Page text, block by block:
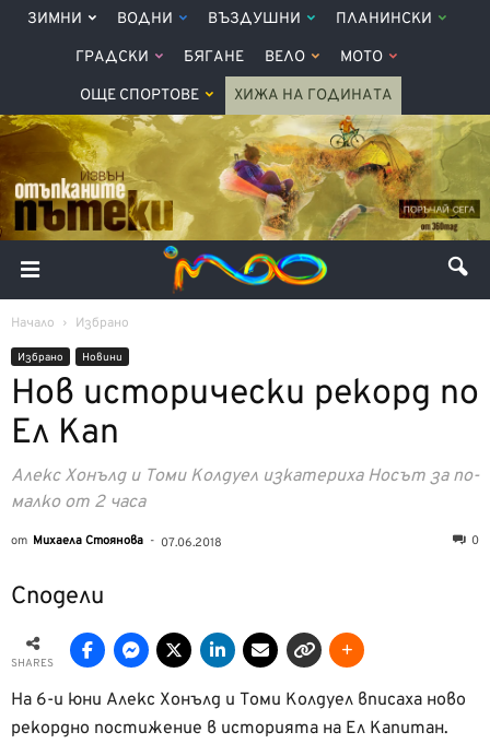
ЗИМНИ ВОДНИ ВЪЗДУШНИ ПЛАНИНСКИ
ГРАДСКИ БЯГАНЕ ВЕЛО МОТО
ОЩЕ СПОРТОВЕ ХИЖА НА ГОДИНАТА
Начало Избрано
Избрано Новини
Нов исторически рекорд по
Ел Кап
Алекс Хонълд и Томи Колдуел изкатериха Носът за по-
малко от 2 часа
от Михаела Стоянова - 07.06.2018 0
Сподели
SHARES
На 6-и юни Алекс Хонълд и Томи Колдуел вписаха ново
рекордно постижение в историята на Ел Капитан.